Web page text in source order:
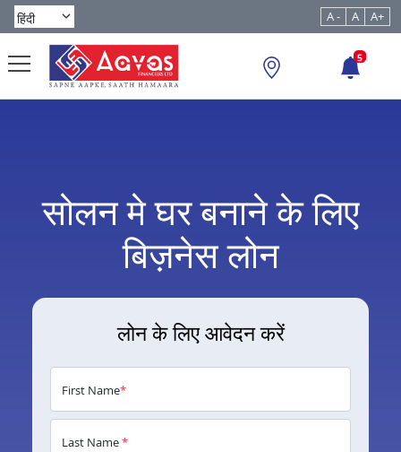
A - A A+
5
सोलन मे घर बनाने के लिए
बिज़नेस लोन
लोन के लिए आवेदन करें
First Name*
Last Name*